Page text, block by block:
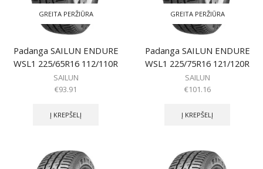
GREITA PERŽIŪRA
Padanga SAILUN ENDURE
WSL1 225/65R16 112/110R
SAILUN
€93.91
Į KREPŠELĮ
GREITA PERŽIŪRA
Padanga SAILUN ENDURE
WSL1 225/75R16 121/120R
SAILUN
€101.16
Į KREPŠELĮ